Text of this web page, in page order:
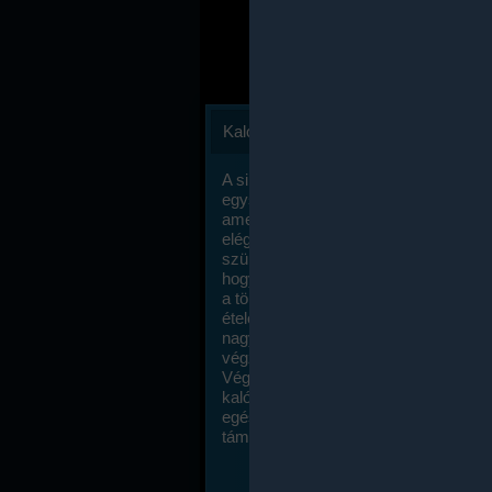
Kalóriaszámlálás
A sikeres fogyás titka valójában igen
egyszerű: égess több energiát, mint
amennyit beviszel. Természetesen
elég nagy fegyelemre és akaraterőre
szükség, de meglepődve fogod
hogy a kalóriaszámolás mennyire
a többi diétához képest. Itt nincsenek
ételek és a megengedett kalóriabevitelt
nagymértékben növelheted ha
végzel.
Végül, de nem utolsó sorban, a
kalóriaszámolás módszerét a legtöbb
egészségügyi szakorvos ajánlja és
támogatja.